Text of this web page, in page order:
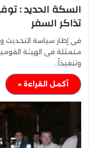
السكة الحديد :
تذاكر السفر
فى إطار سياسة التحديث
متمثلة فى الهيئة
وتنفيذاً…
أكمل القراءة »